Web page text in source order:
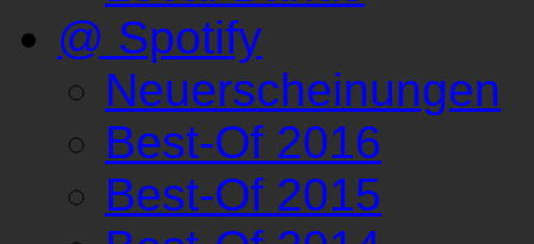
@ Spotify
Neuerscheinungen
Best-Of 2016
Best-Of 2015